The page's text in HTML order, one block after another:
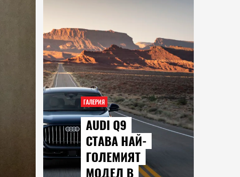
ГАЛЕРИЯ
AUDI Q9
СТАВА НАЙ-
ГОЛЕМИЯТ
МОДЕЛ В